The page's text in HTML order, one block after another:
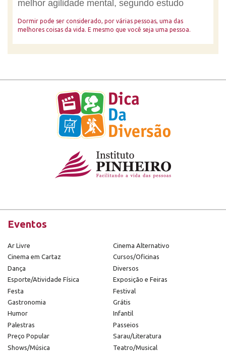
melhor agilidade mental, segundo estudo
Dormir pode ser considerado, por várias pessoas, uma das
melhores coisas da vida. E mesmo que você seja uma pessoa.
Eventos
Ar Livre
Cinema Alternativo
Cinema em Cartaz
Cursos/Oficinas
Dança
Diversos
Esporte/Atividade Física
Exposição e Feiras
Festa
Festival
Gastronomia
Grátis
Humor
Infantil
Palestras
Passeios
Preço Popular
Sarau/Literatura
Shows/Música
Teatro/Musical